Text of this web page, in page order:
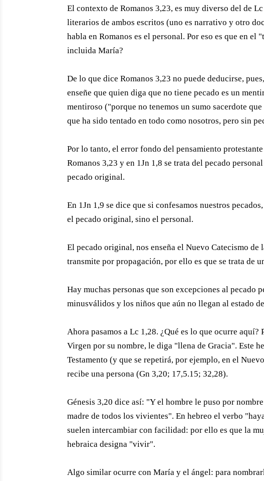
El contexto de Romanos 3,23, es muy diverso del de
literarios de ambos escritos (uno es narrativo y otro
habla en Romanos es el personal. Por eso es que en
incluida María?
De lo que dice Romanos 3,23 no puede deducirse,
enseñe que quien diga que no tiene pecado es un
mentiroso ("porque no tenemos un sumo sacerdote
que ha sido tentado en todo como nosotros, pero sin
Por lo tanto, el error fondo del pensamiento
Romanos 3,23 y en 1Jn 1,8 se trata del pecado
pecado original.
En 1Jn 1,9 se dice que si confesamos nuestros
el pecado original, sino el personal.
El pecado original, nos enseña el Nuevo Catecismo
transmite por propagación, por ello es que se trata de
Hay muchas personas que son excepciones al pecado
minusválidos y los niños que aún no llegan al estado
Ahora pasamos a Lc 1,28. ¿Qué es lo que ocurre
Virgen por su nombre, le diga "llena de Gracia". Este
Testamento (y que se repetirá, por ejemplo, en el
recibe una persona (Gn 3,20; 17,5.15; 32,28).
Génesis 3,20 dice así: "Y el hombre le puso por
madre de todos los vivientes". En hebreo el verbo
suelen intercambiar con facilidad: por ello es que la
hebraica designa "vivir".
Algo similar ocurre con María y el ángel: para